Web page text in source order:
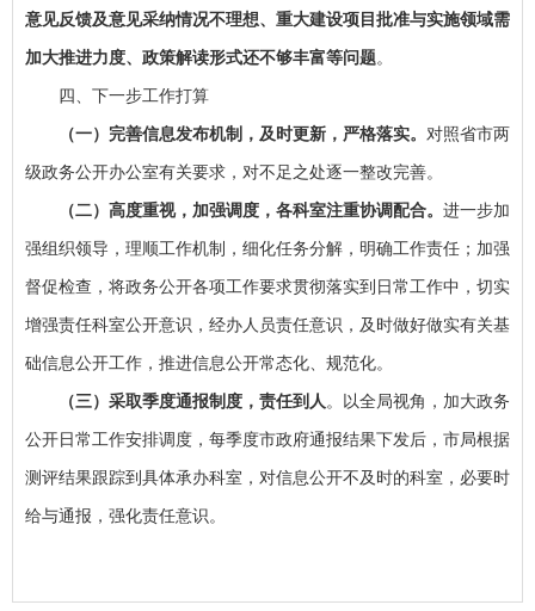
意见反馈及意见采纳情况不理想、重大建设项目批准与实施领域需
加大推进力度、政策解读形式还不够丰富等问题。
四、下一步工作打算
（一）完善信息发布机制， 及时更新，严格落实。 对照省市两
级政务公开办公室有关要求，对不足之处逐一整改完善。
（二）高度重视，加强调度，各科室注重协调配合。 进一步加
强组织领导，理顺工作机制，细化任务分解，明确工作责任；加强
督促检查，将政务公开各项工作要求贯彻落实到日常工作中，切实
增强责任科室公开意识，经办人员责任意识，及时做好做实有关基
础信息公开工作，推进信息公开常态化、规范化。
（三）采取季度通报制度，责任到人。以全局视角，加大政务
公开日常工作安排调度，每季度市政府通报结果下发后，市局根据
测评结果跟踪到具体承办科室，对信息公开不及时的科室，必要时
给与通报，强化责任意识。